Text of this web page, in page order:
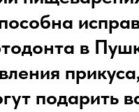
в
прикуса
подарить